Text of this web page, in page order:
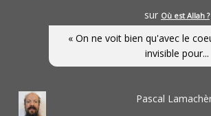
sur Où est Allah ?
« On ne voit bien qu'avec le
invisible pour...
Pascal